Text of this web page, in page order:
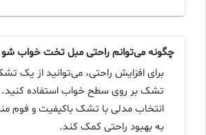
چگونه می‌توانم راحتی مبل تخت خواب شو
برای افزایش راحتی، می‌توانید از یک
تشک بر روی سطح خواب استفاده
انتخاب مدلی با تشک باکیفیت و فوم
به بهبود راحتی کمک کند.